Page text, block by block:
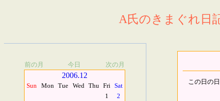
A氏のきまぐれ日
前の月 今日 次の月
2006.12
Sun Mon Tue Wed Thu Fri Sat
1
2
この日の